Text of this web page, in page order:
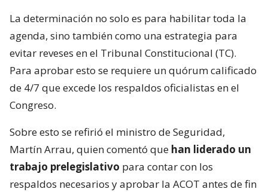
La determinación no solo es para habilitar toda la
agenda, sino también como una estrategia para
evitar reveses en el Tribunal Constitucional (TC).
Para aprobar esto se requiere un quórum calificado
de 4/7 que excede los respaldos oficialistas en el
Congreso.
Sobre esto se refirió el ministro de Seguridad,
Martín Arrau, quien comentó que han liderado un
trabajo prelegislativo para contar con los
respaldos necesarios y aprobar la ACOT antes de fin